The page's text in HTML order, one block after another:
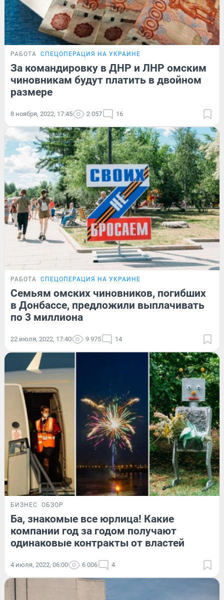
РАБОТА СПЕЦОПЕРАЦИЯ НА УКРАИНЕ
За командировку в ДНР и ЛНР омским
чиновникам будут платить в двойном
размере
8 ноября, 2022, 17:45 2 057 16
РАБОТА СПЕЦОПЕРАЦИЯ НА УКРАИНЕ
Семьям омских чиновников, погибших
в Донбассе, предложили выплачивать
по 3 миллиона
22 июля, 2022, 17:40 9 975 14
БИЗНЕС ОБЗОР
Ба, знакомые все юрлица! Какие
компании год за годом получают
одинаковые контракты от властей
4 июля, 2022, 06:00 6 006 4